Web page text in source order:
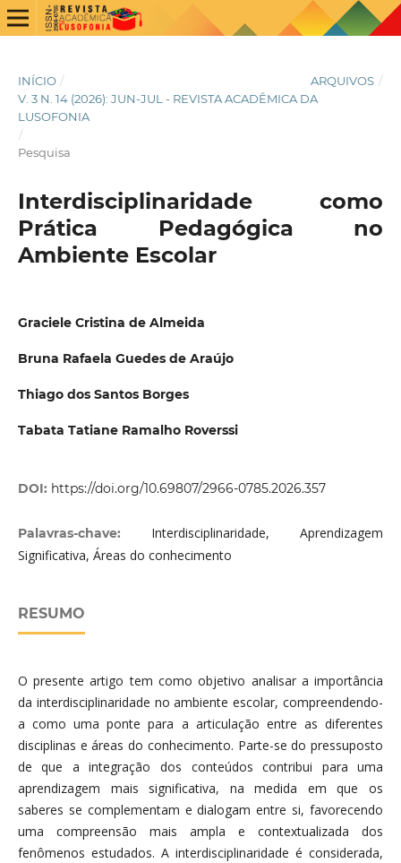
INÍCIO / ARQUIVOS /
V. 3 N. 14 (2026): JUN-JUL - REVISTA ACADÊMICA DA
LUSOFONIA
/
Pesquisa
Interdisciplinaridade como
Prática Pedagógica no
Ambiente Escolar
Graciele Cristina de Almeida
Bruna Rafaela Guedes de Araújo
Thiago dos Santos Borges
Tabata Tatiane Ramalho Roverssi
DOI: https://doi.org/10.69807/2966-0785.2026.357
Palavras-chave: Interdisciplinaridade, Aprendizagem
Significativa, Áreas do conhecimento
RESUMO
O presente artigo tem como objetivo analisar a importância
da interdisciplinaridade no ambiente escolar, compreendendo-
a como uma ponte para a articulação entre as diferentes
disciplinas e áreas do conhecimento. Parte-se do pressuposto
de que a integração dos conteúdos contribui para uma
aprendizagem mais significativa, na medida em que os
saberes se complementam e dialogam entre si, favorecendo
uma compreensão mais ampla e contextualizada dos
fenômenos estudados. A interdisciplinaridade é considerada,